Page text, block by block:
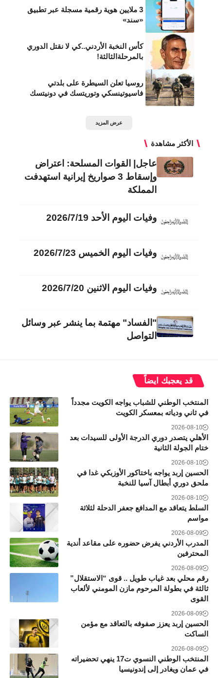
3 ملايين هوية رقمية مسجلة عبر تطبيق
«سند»
كأس النخبة الأردني..كي لا نقتل الدوري
بالمرحلةالثالثة!
روسيا تعلن السيطرة على بلدتي
فاسيوتينسكي وتوريتسك في دونيتسك
عرض المزيد
الأكثر مشاهدة
عاجل| القوات المسلحة: اعتراض
وإسقاط 3 صواريخ إيرانية استهدفت
المملكة
وفيات اليوم الأحد 2026/7/19
وفيات اليوم الخميس 2026/7/23
وفيات اليوم الاثنين 2026/7/20
"الفساد" مهتمة بما ينشر عبر وسائل
التواصل
قد يعجبك ايضاً
المنتخب الوطني للشباب يواجه الكويت مجدداً
في ثاني ودياته بمعسكر الكويت
2026-08-10
الأهلي يتصدر دوري الدرجة الأولى للسيدات بعد
ختام الجولة الثانية
2026-08-10
الحسين إربد يواجه باختاكور الأوزبكي غدا في
ملحق دوري أبطال آسيا للنخبة
2026-08-10
السلط يتعاقد مع المدافع جعفر الدحلة لثلاثة
مواسم
2026-08-09
المدرب الأردني يفرض حضوره على مقاعد أندية
المحترفين
2026-08-09
رقم محلي بعد غياب طويل .. قوى “الاستقلال”
ثالثة في بطولة المرحوم مازن المومني لألعاب
القوى
2026-08-09
الحسين إربد يعزز صفوفه بالتعاقد مع مؤمن
الساكت
2026-08-09
المنتخب الوطني النسوي ت17 ينهي تحضيراته
في عمان ويغادر إلى إندونيسيا